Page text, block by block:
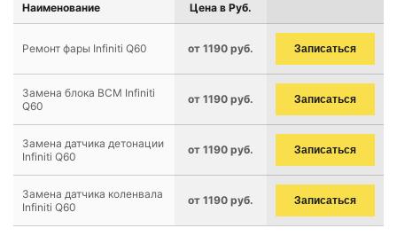
Наименование Цена в Руб.
Ремонт фары Infiniti Q60 от 1190 руб. Записаться
Замена блока BCM Infiniti
Q60
от 1190 руб. Записаться
Замена датчика детонации
Infiniti Q60
от 1190 руб. Записаться
Замена датчика коленвала
Infiniti Q60
от 1190 руб. Записаться